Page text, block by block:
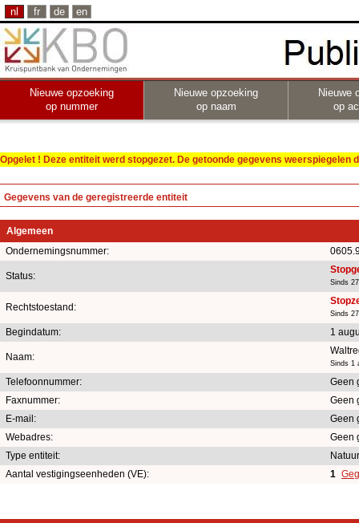
nl fr de en
Nieuwe opzoeking
op nummer
Nieuwe opzoeking
op naam
Nieuwe
op
Opgelet ! Deze entiteit werd stopgezet. De getoonde gegevens
Gegevens van de geregistreerde entiteit
Algemeen
Ondernemingsnummer:
Status:
Sinds
Rechtstoestand:
Sinds
Begindatum: 1
Naam:
Sinds 1
Telefoonnummer:
Geen
Faxnummer:
Geen
E-mail:
Geen
Webadres:
Geen
Type entiteit:
Aantal vestigingseenheden (VE):
1